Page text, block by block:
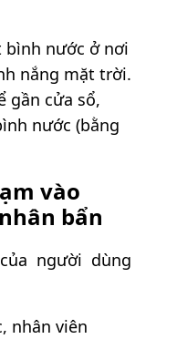
bình nước ở nơi
nắng mặt trời.
gần cửa sổ,
nước (bằng
vào
bẩn
người dùng
nhân viên